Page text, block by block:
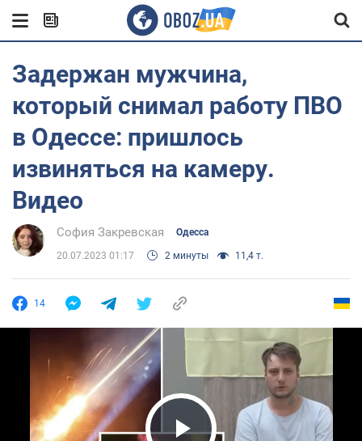
Задержан мужчина,
который снимал работу ПВО
в Одессе: пришлось
извиняться на камеру.
Видео
София Закревская Одесса
20.07.2023 01:17 2 минуты 11,4 т.
14